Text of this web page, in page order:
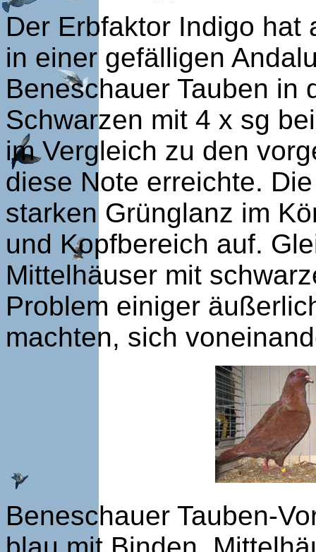
Der Erbfaktor Indigo hat
in einer gefälligen
Beneschauer Tauben in
Schwarzen mit 4 x sg
im Vergleich zu den
diese Note erreichte.
starken Grünglanz im
und Kopfbereich auf.
Mittelhäuser mit
Problem einiger
machten, sich
Beneschauer Tauben-